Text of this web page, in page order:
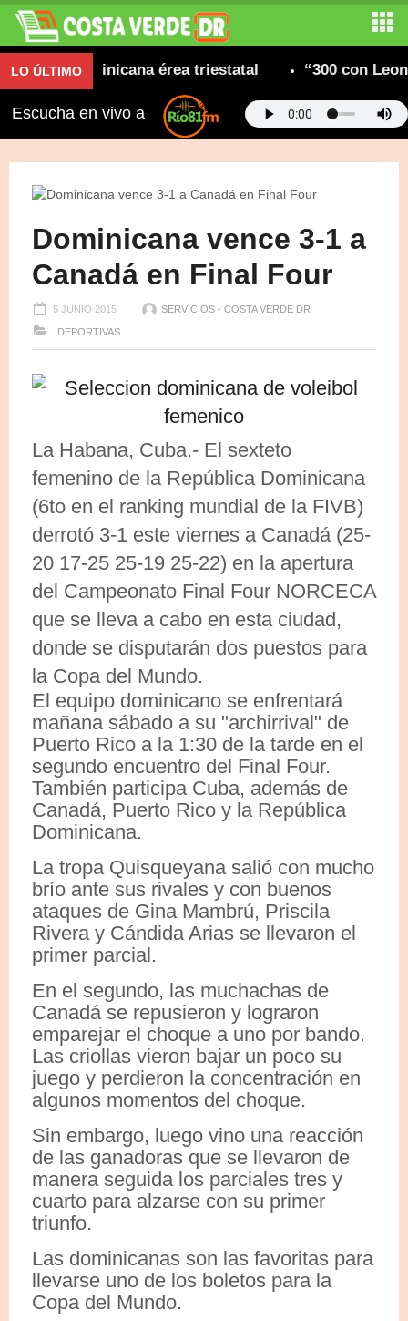
LO ÚLTIMOdominicana érea triestatal “300 con
Escucha en vivo a
Dominicana vence 3-1 a
Canadá en Final Four
5 JUNIO 2015 SERVICIOS - COSTA VERDE DR
DEPORTIVAS
La Habana, Cuba.- El sexteto
femenino de la República Dominicana
(6to en el ranking mundial de la FIVB)
derrotó 3-1 este viernes a Canadá (25-
20 17-25 25-19 25-22) en la apertura
del Campeonato Final Four NORCECA
que se lleva a cabo en esta ciudad,
donde se disputarán dos puestos para
la Copa del Mundo.
El equipo dominicano se enfrentará
mañana sábado a su "archirrival" de
Puerto Rico a la 1:30 de la tarde en el
segundo encuentro del Final Four.
También participa Cuba, además de
Canadá, Puerto Rico y la República
Dominicana.
La tropa Quisqueyana salió con mucho
brío ante sus rivales y con buenos
ataques de Gina Mambrú, Priscila
Rivera y Cándida Arias se llevaron el
primer parcial.
En el segundo, las muchachas de
Canadá se repusieron y lograron
emparejar el choque a uno por bando.
Las criollas vieron bajar un poco su
juego y perdieron la concentración en
algunos momentos del choque.
Sin embargo, luego vino una reacción
de las ganadoras que se llevaron de
manera seguida los parciales tres y
cuarto para alzarse con su primer
triunfo.
Las dominicanas son las favoritas para
llevarse uno de los boletos para la
Copa del Mundo.